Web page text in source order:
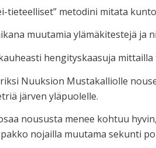
tieteelliset” metodini mitata
muutamia ylämäkitestejä ja
hengityskaasuja
Nuuksion Mustakalliolle
järven yläpuolelle.
noususta menee kohtuu
nojailla muutama sekunti